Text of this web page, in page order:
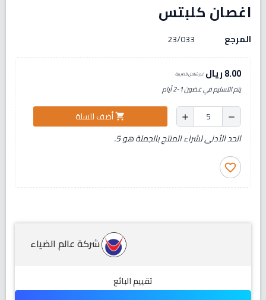
اغصان كلبتس
المرجع 23/033
8.00 ريال غير شامل للضريبة
يتم التسليم في غضون 1-2 أيام
remove
add
shopping_cartأضف للسلة
الحد الأدنى لشراء المنتج بالجملة هو 5.
favorite_border
شركة عالم الضياء
تقييم البائع